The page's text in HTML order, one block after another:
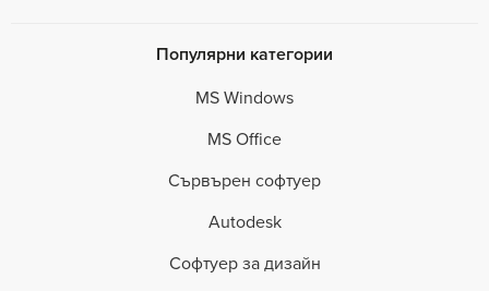
Популярни категории
MS Windows
MS Office
Сървърен софтуер
Autodesk
Софтуер за дизайн